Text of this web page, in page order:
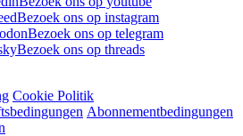
Bezoek ons op instagram
Bezoek ons op telegram
Bezoek ons op threads
Cookie Politik
Abonnementbedingungen